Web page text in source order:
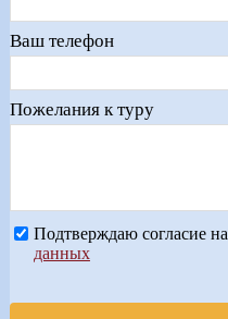
Ваш телефон
Пожелания к туру
Подтверждаю согласие на
данных